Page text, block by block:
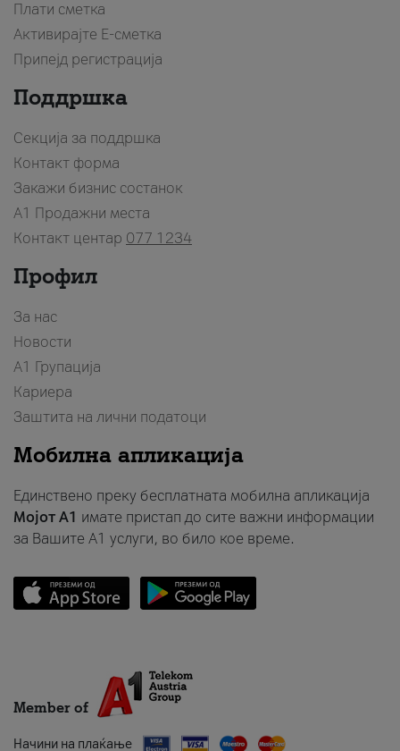
Плати сметка
Активирајте Е-сметка
Припејд регистрација
Поддршка
Секција за поддршка
Контакт форма
Закажи бизнис состанок
A1 Продажни места
Контакт центар 077 1234
Профил
За нас
Новости
А1 Групација
Кариера
Заштита на лични податоци
Мобилна апликација
Единствено преку бесплатната мобилна апликација
Мојот A1 имате пристап до сите важни информации
за Вашите A1 услуги, во било кое време.
Member of
Начини на плаќање